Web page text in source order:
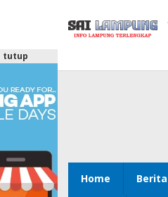
Home Berita
tutup